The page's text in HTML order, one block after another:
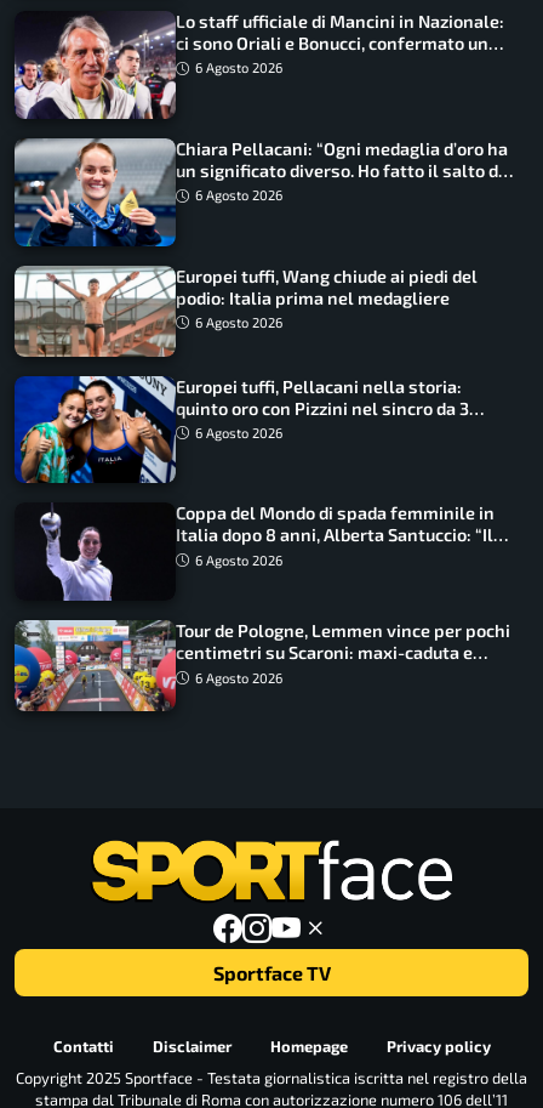
Lo staff ufficiale di Mancini in Nazionale:
ci sono Oriali e Bonucci, confermato un
ritorno
6 Agosto 2026
Chiara Pellacani: “Ogni medaglia d’oro ha
un significato diverso. Ho fatto il salto di
qualità”
6 Agosto 2026
Europei tuffi, Wang chiude ai piedi del
podio: Italia prima nel medagliere
6 Agosto 2026
Europei tuffi, Pellacani nella storia:
quinto oro con Pizzini nel sincro da 3
metri
6 Agosto 2026
Coppa del Mondo di spada femminile in
Italia dopo 8 anni, Alberta Santuccio: “Il
lavoro dà sempre i suoi frutti”
6 Agosto 2026
Tour de Pologne, Lemmen vince per pochi
centimetri su Scaroni: maxi-caduta e
tappa accorciata
6 Agosto 2026
Sportface TV
Contatti Disclaimer Homepage
Privacy policy
Copyright 2025 Sportface - Testata giornalistica iscritta nel registro della
stampa dal Tribunale di Roma con autorizzazione numero 106 dell’11